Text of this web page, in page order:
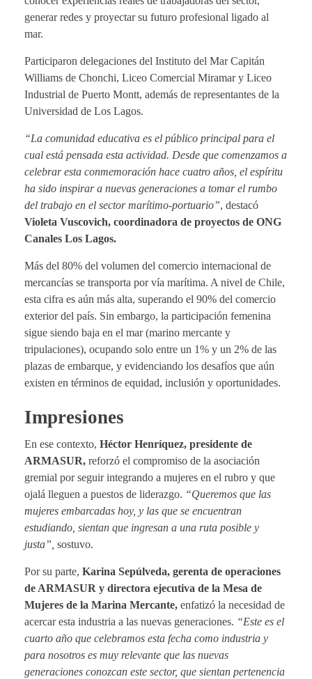
generar redes y proyectar su futuro profesional ligado al
mar.
Participaron delegaciones del Instituto del Mar Capitán
Williams de Chonchi, Liceo Comercial Miramar y Liceo
Industrial de Puerto Montt, además de representantes de la
Universidad de Los Lagos.
“La comunidad educativa es el público principal para el
cual está pensada esta actividad. Desde que comenzamos a
celebrar esta conmemoración hace cuatro años, el espíritu
ha sido inspirar a nuevas generaciones a tomar el rumbo
del trabajo en el sector marítimo-portuario”, destacó
Violeta Vuscovich, coordinadora de proyectos de ONG
Canales Los Lagos.
Más del 80% del volumen del comercio internacional de
mercancías se transporta por vía marítima. A nivel de Chile,
esta cifra es aún más alta, superando el 90% del comercio
exterior del país. Sin embargo, la participación femenina
sigue siendo baja en el mar (marino mercante y
tripulaciones), ocupando solo entre un 1% y un 2% de las
plazas de embarque, y evidenciando los desafíos que aún
existen en términos de equidad, inclusión y oportunidades.
Impresiones
En ese contexto, Héctor Henríquez, presidente de
ARMASUR, reforzó el compromiso de la asociación
gremial por seguir integrando a mujeres en el rubro y que
ojalá lleguen a puestos de liderazgo. “Queremos que las
mujeres embarcadas hoy, y las que se encuentran
estudiando, sientan que ingresan a una ruta posible y
justa”, sostuvo.
Por su parte, Karina Sepúlveda, gerenta de operaciones
de ARMASUR y directora ejecutiva de la Mesa de
Mujeres de la Marina Mercante, enfatizó la necesidad de
acercar esta industria a las nuevas generaciones. “Este es el
cuarto año que celebramos esta fecha como industria y
para nosotros es muy relevante que las nuevas
generaciones conozcan este sector, que sientan pertenencia